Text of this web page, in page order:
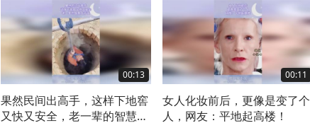
00:13
果然民间出高手，这样下地窖
又快又安全，老一辈的智慧大
00:11
女人化妆前后，更像是变了个
人，网友：平地起高楼！